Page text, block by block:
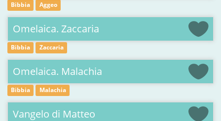
Bibbia Aggeo
Omelaica. Zaccaria
Bibbia Zaccaria
Omelaica. Malachia
Bibbia Malachia
Vangelo di Matteo